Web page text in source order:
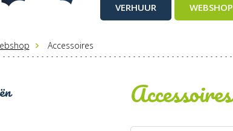
VERHUUR WEBSHOP
Accessoires
Accessoires